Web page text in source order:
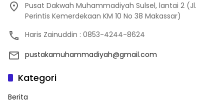
Pusat Dakwah Muhammadiyah Sulsel, lantai 2 (Jl.
Perintis Kemerdekaan KM 10 No 38 Makassar)
Haris Zainuddin : 0853-4244-8624
pustakamuhammadiyah@gmail.com
Kategori
Berita